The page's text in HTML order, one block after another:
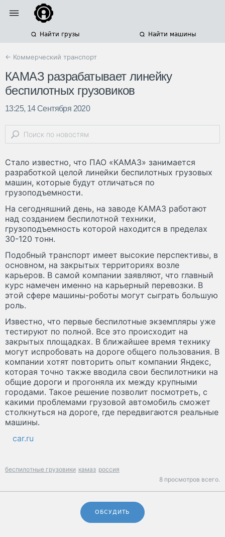
Найти грузы Найти машины
← Коммерческий транспорт
КАМАЗ разрабатывает линейку
беспилотных грузовиков
13:25, 14 Сентября 2020
Стало известно, что ПАО «КАМАЗ» занимается
разработкой целой линейки беспилотных грузовых
машин, которые будут отличаться по
грузоподъемности.
На сегодняшний день, на заводе КАМАЗ работают
над созданием беспилотной техники,
грузоподъемность которой находится в пределах
30-120 тонн.
Подобный транспорт имеет высокие перспективы, в
основном, на закрытых территориях возле
карьеров. В самой компании заявляют, что главный
курс намечен именно на карьерный перевозки. В
этой сфере машины-роботы могут сыграть большую
роль.
Известно, что первые беспилотные экземпляры уже
тестируют по полной. Все это происходит на
закрытых площадках. В ближайшее время технику
могут испробовать на дороге общего пользования. В
компании хотят повторить опыт компании Яндекс,
которая точно также вводила свои беспилотники на
общие дороги и прогоняла их между крупными
городами. Такое решение позволит посмотреть, с
какими проблемами грузовой автомобиль сможет
столкнуться на дороге, где передвигаются реальные
машины.
car.ru
беспилотные грузовики камаз россия
8 просмотров всего.
ОБСУДИТЬ